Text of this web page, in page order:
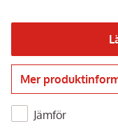
Mer
Jämför